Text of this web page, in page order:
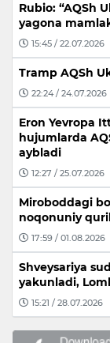
Rubio: “AQSh
yagona
15:45 / 22.07.2026
Tramp AQSh
22:24 / 24.07.2026
Eron Yevropa
hujumlarda
aybladi
12:27 / 25.07.2026
Miroboddagi
noqonuniy
17:59 / 01.08.2026
Shveysariya
yakunladi,
15:21 / 28.07.2026